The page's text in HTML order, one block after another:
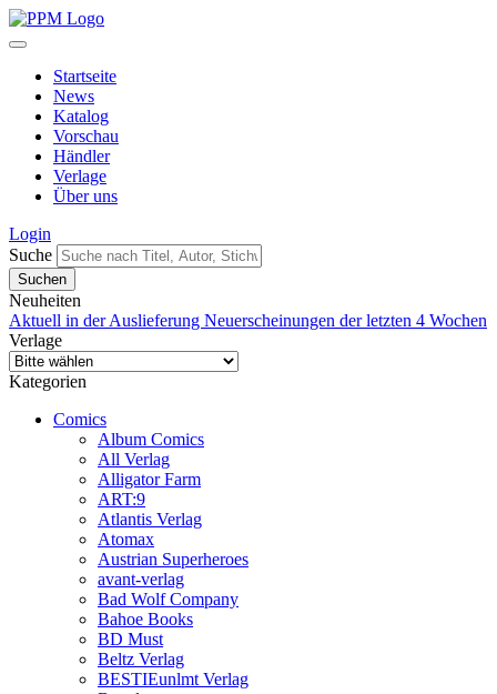
Startseite
News
Katalog
Vorschau
Händler
Verlage
Über uns
Login
Suche
Neuheiten
Aktuell in der Auslieferung Neuerscheinungen der letzten 4 Wochen
Verlage
Kategorien
Comics
Album Comics
All Verlag
Alligator Farm
ART:9
Atlantis Verlag
Atomax
Austrian Superheroes
avant-verlag
Bad Wolf Company
Bahoe Books
BD Must
Beltz Verlag
BESTIEunlmt Verlag